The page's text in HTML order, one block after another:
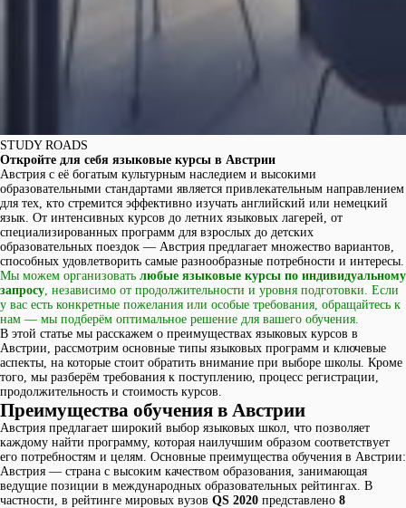
STUDY ROADS
Откройте для себя языковые курсы в Австрии
Австрия с её богатым культурным наследием и высокими
образовательными стандартами является привлекательным направлением
для тех, кто стремится эффективно изучать английский или немецкий
язык. От интенсивных курсов до летних языковых лагерей, от
специализированных программ для взрослых до детских
образовательных поездок — Австрия предлагает множество вариантов,
способных удовлетворить самые разнообразные потребности и интересы.
Мы можем организовать любые языковые курсы по индивидуальному
запросу, независимо от продолжительности и уровня подготовки. Если
у вас есть конкретные пожелания или особые требования, обращайтесь к
нам — мы подберём оптимальное решение для вашего обучения.
В этой статье мы расскажем о преимуществах языковых курсов в
Австрии, рассмотрим основные типы языковых программ и ключевые
аспекты, на которые стоит обратить внимание при выборе школы. Кроме
того, мы разберём требования к поступлению, процесс регистрации,
продолжительность и стоимость курсов.
Преимущества обучения в Австрии
Австрия предлагает широкий выбор языковых школ, что позволяет
каждому найти программу, которая наилучшим образом соответствует
его потребностям и целям. Основные преимущества обучения в Австрии:
Австрия — страна с высоким качеством образования, занимающая
ведущие позиции в международных образовательных рейтингах. В
частности, в рейтинге мировых вузов QS 2020 представлено 8